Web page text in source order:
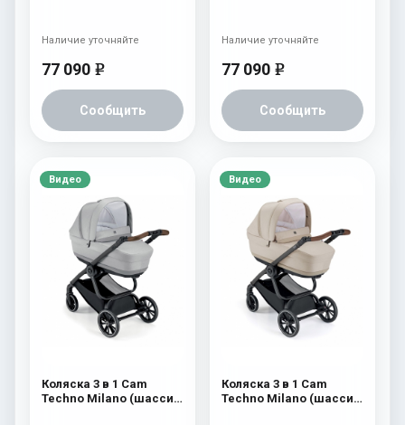
77 090 e
Сообщить
Наличие уточняйте
77 090 e
Сообщить
Наличие уточняйте
Видео
Коляска 3 в 1 Cam
Techno Milano (шасси
Видео
Коляска 3 в 1 Cam
Techno Milano (шасси